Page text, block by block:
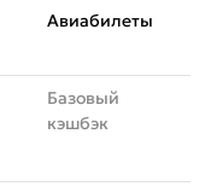
Авиабилеты
Базовый
кэшбэк